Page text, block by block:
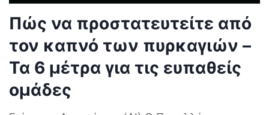
Πώς να προστατευτείτε από
τον καπνό των πυρκαγιών –
Τα 6 μέτρα για τις ευπαθείς
ομάδες